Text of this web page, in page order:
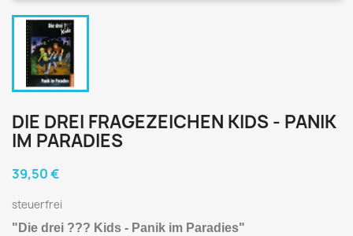
DIE DREI FRAGEZEICHEN KIDS - PANIK
IM PARADIES
39,50 €
steuerfrei
"Die drei ??? Kids - Panik im Paradies"